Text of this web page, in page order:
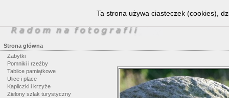
Strona główna
Zabytki
Pomniki i rzeźby
Tablice pamiątkowe
Ulice i place
Kapliczki i krzyże
Zielony szlak turystyczny
Ta strona używa ciasteczek (cookies),